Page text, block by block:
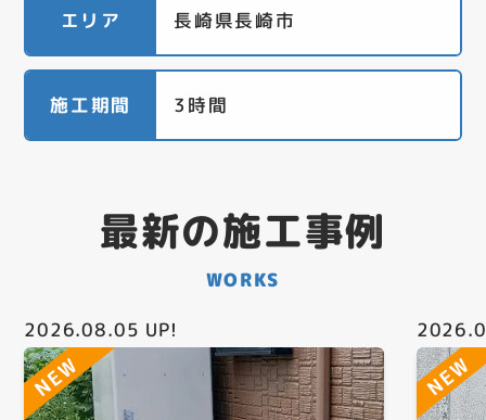
エリア 長崎県長崎市
施工期間 3時間
最新の施工事例
WORKS
2026.08.05 UP!